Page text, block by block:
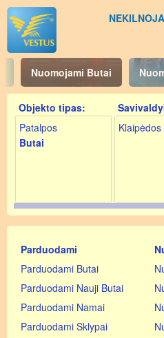
Nuomojami Butai
Objekto tipas:
Patalpos
Butai
Klaipėdos
Gatvė/Vietovė:
Statybininku pr.
Parduodami
Parduodami Butai
Parduodami Nauji Butai
Parduodami Namai
Parduodami Sklypai